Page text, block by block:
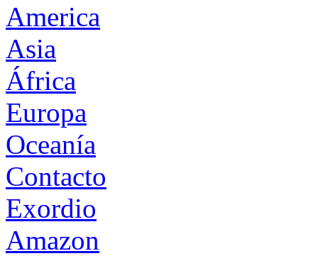
America
Asia
África
Europa
Oceanía
Contacto
Exordio
Amazon